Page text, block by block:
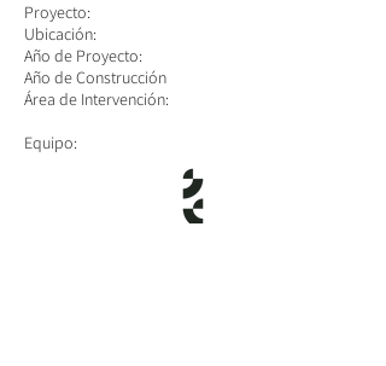
Proyecto:
Ubicación:
Año de Proyecto:
Año de Construcción
​Área de Intervención:
Equipo: